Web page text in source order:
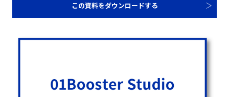
この資料をダウンロードする